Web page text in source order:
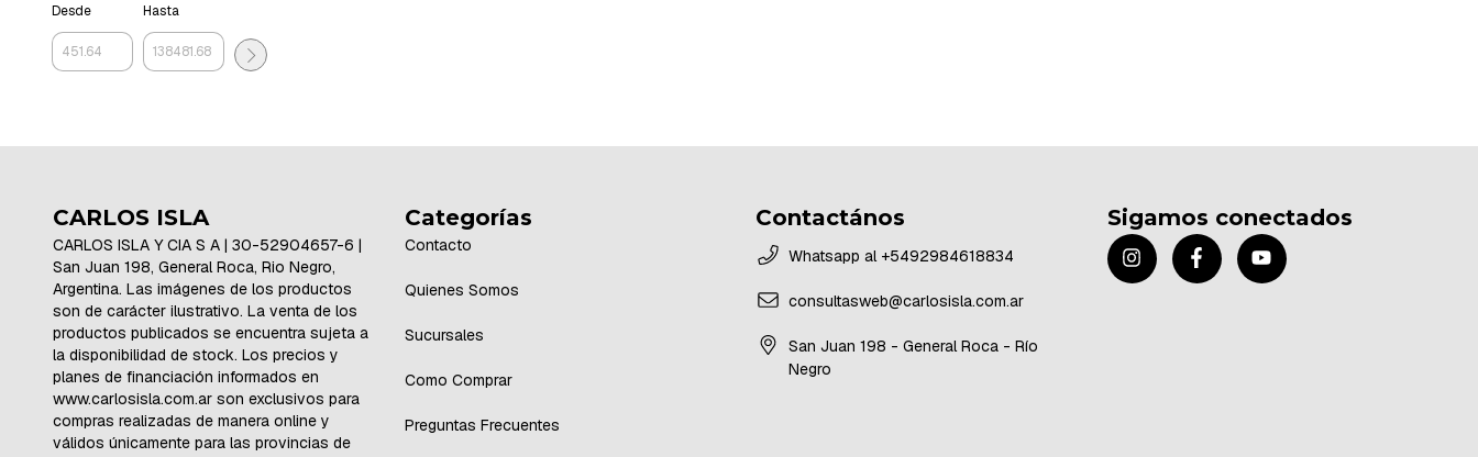
Desde Hasta
CARLOS ISLA
CARLOS ISLA Y CIA S A | 30-52904657-6 |
San Juan 198, General Roca, Rio Negro,
Argentina. Las imágenes de los productos
son de carácter ilustrativo. La venta de los
productos publicados se encuentra sujeta a
la disponibilidad de stock. Los precios y
planes de financiación informados en
www.carlosisla.com.ar son exclusivos para
compras realizadas de manera online y
válidos únicamente para las provincias de
Categorías
Contacto
Quienes Somos
Sucursales
Como Comprar
Preguntas Frecuentes
Contactános
Whatsapp al +5492984618834
consultasweb@carlosisla.com.ar
San Juan 198 - General Roca - Río
Negro
Sigamos conectados